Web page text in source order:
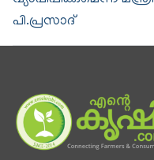
പി.പ്രസാദ്